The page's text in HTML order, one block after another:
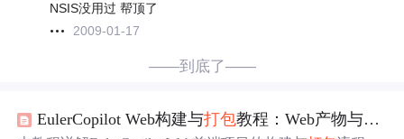
NSIS没用过 帮顶了
2009-01-17
——到底了——
EulerCopilot Web构建与打包教程：Web产物与桌面应用生成实战